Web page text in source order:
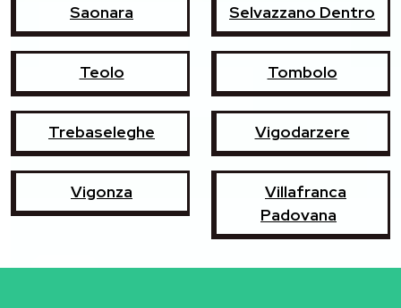
Saonara Selvazzano Dentro
Teolo Tombolo
Trebaseleghe Vigodarzere
Vigonza
Villafranca
Padovana